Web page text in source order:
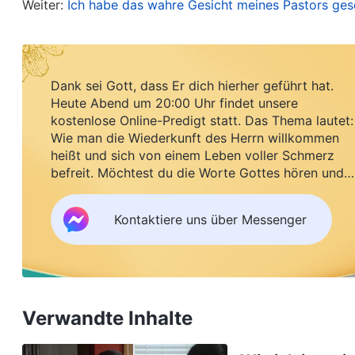
Kind in ein anderes Haus, und stand nicht mehr
Zusammenkünften teilnehmen und meine Pflicht
Später kam Schwester Chen Ping zu mir, um
heraus, und er vertrieb sie, und dann sagte er
Zusammenkünften in unser Haus kommen.
ganze Familie darunter leiden. Wenn ich sie
und diskutierte mit ihm, aber egal, was ich
lassen. Ich dachte daran, dass Schwester Chen
zusammenzukommen, und da mein Kind noch
mitnehmen und meine Pflicht tun. Ich spürte
und warten sollte, bis mein Kind größer war,
Weiter: Ich habe das wahre Gesicht meines Pastors
Dank sei Gott, dass Er dich hierher geführt hat.
Heute Abend um 20:00 Uhr findet unsere
kostenlose Online-Predigt statt. Das Thema lautet:
Wie man die Wiederkunft des Herrn willkommen
heißt und sich von einem Leben voller Schmerz
befreit. Möchtest du die Worte Gottes hören und
Segen empfangen?
Kontaktiere uns über Messenger
Verwandte Inhalte